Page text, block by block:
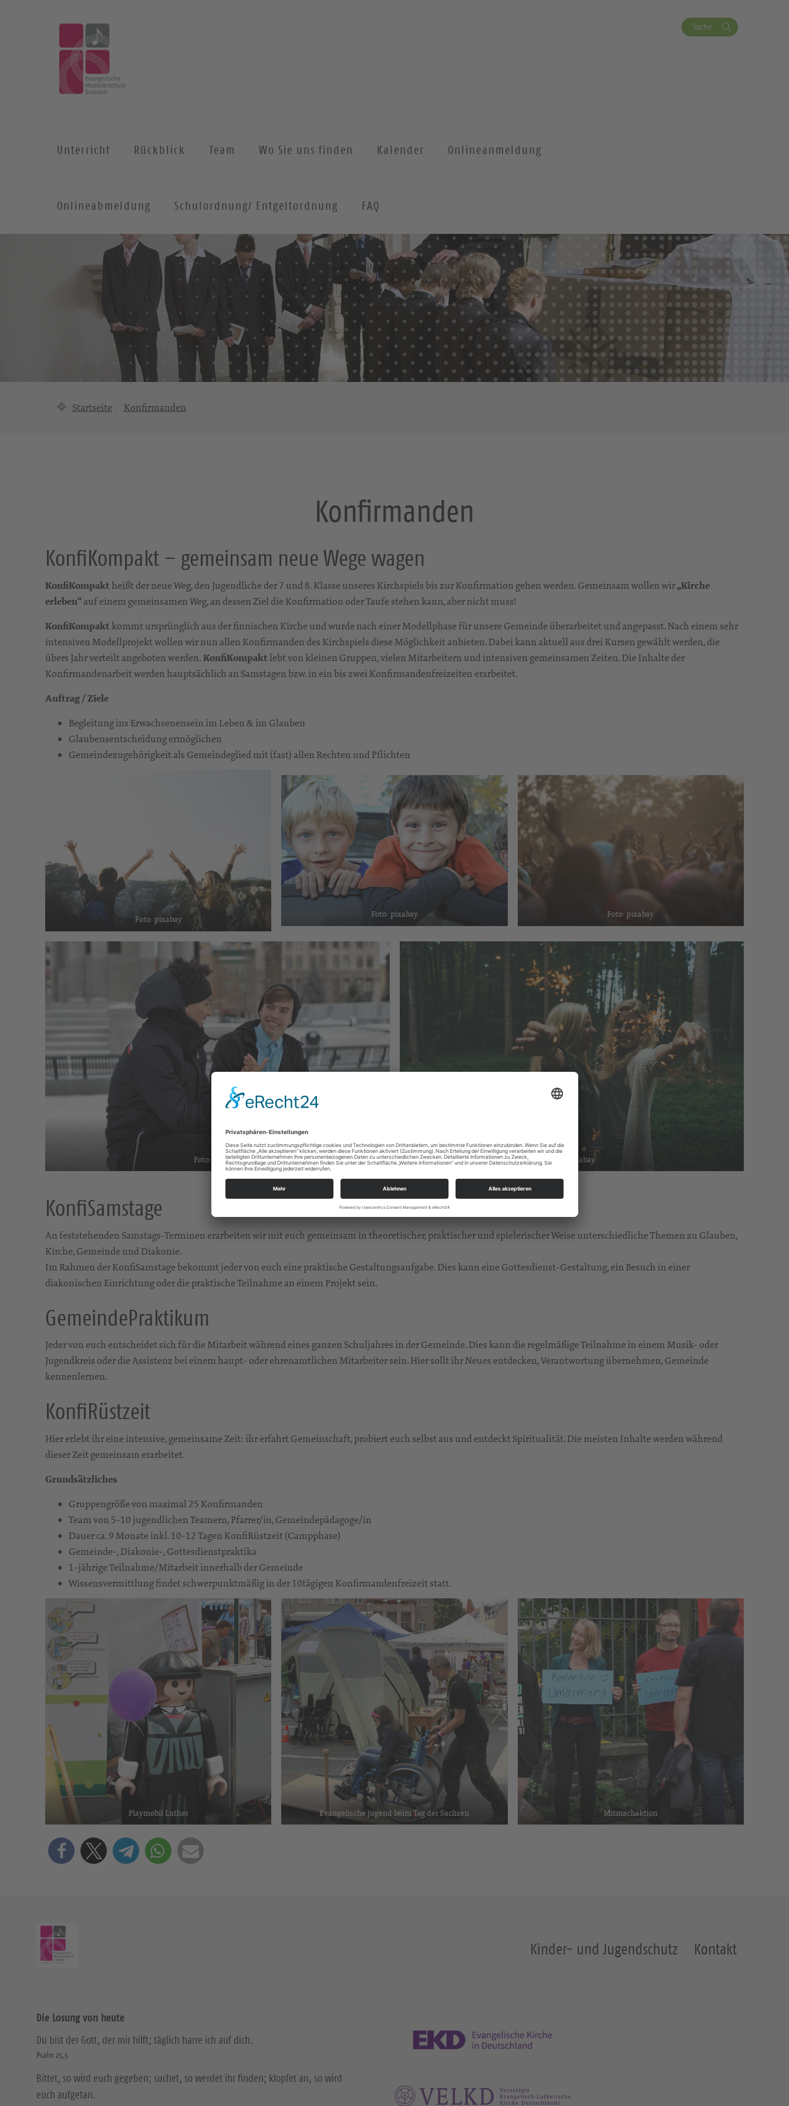
Suche
Unterricht Rückblick Team Wo Sie uns finden Kalender Onlineanmeldung
Onlineabmeldung Schulordnung/ Entgeltordnung FAQ
Startseite Konfirmanden
Konfirmanden
KonfiKompakt – gemeinsam neue Wege wagen
KonfiKompakt heißt der neue Weg, den Jugendliche der 7 und 8. Klasse unseres Kirchspiels bis zur Konfirmation gehen werden. Gemeinsam wollen wir„Kirche
erleben“auf einem gemeinsamen Weg, an dessen Ziel die Konfirmation oder Taufe stehen kann, aber nicht muss!
KonfiKompakt kommt ursprünglich aus der finnischen Kirche und wurde nach einer Modellphase für unsere Gemeinde überarbeitet und angepasst. Nach einem sehr
intensiven Modellprojekt wollen wir nun allen Konfirmanden des Kirchspiels diese Möglichkeit anbieten. Dabei kann aktuell aus drei Kursen gewählt werden, die
übers Jahr verteilt angeboten werden.KonfiKompakt lebt von kleinen Gruppen, vielen Mitarbeitern und intensiven gemeinsamen Zeiten. Die Inhalte der
Konfirmandenarbeit werden hauptsächlich an Samstagen bzw. in ein bis zwei Konfirmandenfreizeiten erarbeitet.
Auftrag / Ziele
Begleitung ins Erwachsenensein im Leben & im Glauben
Glaubensentscheidung ermöglichen
Gemeindezugehörigkeit als Gemeindeglied mit (fast) allen Rechten und Pflichten
Foto: pixabay Foto: pixabay Foto: pixabay
Foto: pixabay Foto: pixabay
KonfiSamstage
An feststehenden Samstags-Terminen erarbeiten wir mit euch gemeinsam in theoretischer, praktischer und spielerischer Weise unterschiedliche Themen zu Glauben,
Kirche, Gemeinde und Diakonie.
Im Rahmen der KonfiSamstage bekommt jeder von euch eine praktische Gestaltungsaufgabe. Dies kann eine Gottesdienst-Gestaltung, ein Besuch in einer
diakonischen Einrichtung oder die praktische Teilnahme an einem Projekt sein.
GemeindePraktikum
Jeder von euch entscheidet sich für die Mitarbeit während eines ganzen Schuljahres in der Gemeinde. Dies kann die regelmäßige Teilnahme in einem Musik- oder
Jugendkreis oder die Assistenz bei einem haupt- oder ehrenamtlichen Mitarbeiter sein. Hier sollt ihr Neues entdecken, Verantwortung übernehmen, Gemeinde
kennenlernen.
KonfiRüstzeit
Hier erlebt ihr eine intensive, gemeinsame Zeit: ihr erfahrt Gemeinschaft, probiert euch selbst aus und entdeckt Spiritualität. Die meisten Inhalte werden während
dieser Zeit gemeinsam erarbeitet.
Grundsätzliches
Gruppengröße von maximal 25 Konfirmanden
Team von 5-10 jugendlichen Teamern, Pfarrer/in, Gemeindepädagoge/in
Dauer ca. 9 Monate inkl. 10-12 Tagen KonfiRüstzeit (Campphase)
Gemeinde-, Diakonie-, Gottesdienstpraktika
1-jährige Teilnahme/Mitarbeit innerhalb der Gemeinde
Wissensvermittlung findet schwerpunktmäßig in der 10tägigen Konfirmandenfreizeit statt.
Playmobil Luther Evangelische Jugend beim Tag der Sachsen Mitmachaktion
Kinder- und Jugendschutz Kontakt
Die Losung von heute
Du bist der Gott, der mir hilft; täglich harre ich auf dich.
Psalm 25,5
Bittet, so wird euch gegeben; suchet, so werdet ihr finden; klopfet an, so wird
euch aufgetan.